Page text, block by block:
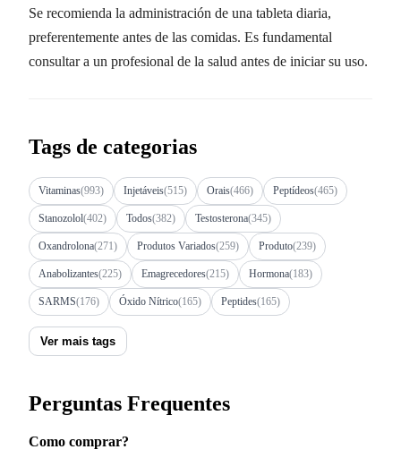
Se recomienda la administración de una tableta diaria,
preferentemente antes de las comidas. Es fundamental
consultar a un profesional de la salud antes de iniciar su uso.
Tags de categorias
Vitaminas(993) Injetáveis(515) Orais(466) Peptídeos(465)
Stanozolol(402) Todos(382) Testosterona(345)
Oxandrolona(271) Produtos Variados(259) Produto(239)
Anabolizantes(225) Emagrecedores(215) Hormona(183)
SARMS(176) Óxido Nítrico(165) Peptides(165)
Ver mais tags
Perguntas Frequentes
Como comprar?